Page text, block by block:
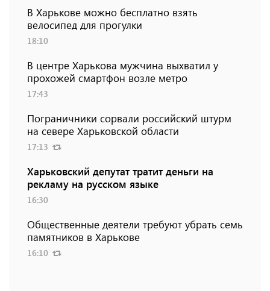
В Харькове можно бесплатно взять
велосипед для прогулки
18:10
В центре Харькова мужчина выхватил у
прохожей смартфон возле метро
17:43
Пограничники сорвали российский штурм
на севере Харьковской области
17:13
Харьковский депутат тратит деньги на
рекламу на русском языке
16:30
Общественные деятели требуют убрать семь
памятников в Харькове
16:10